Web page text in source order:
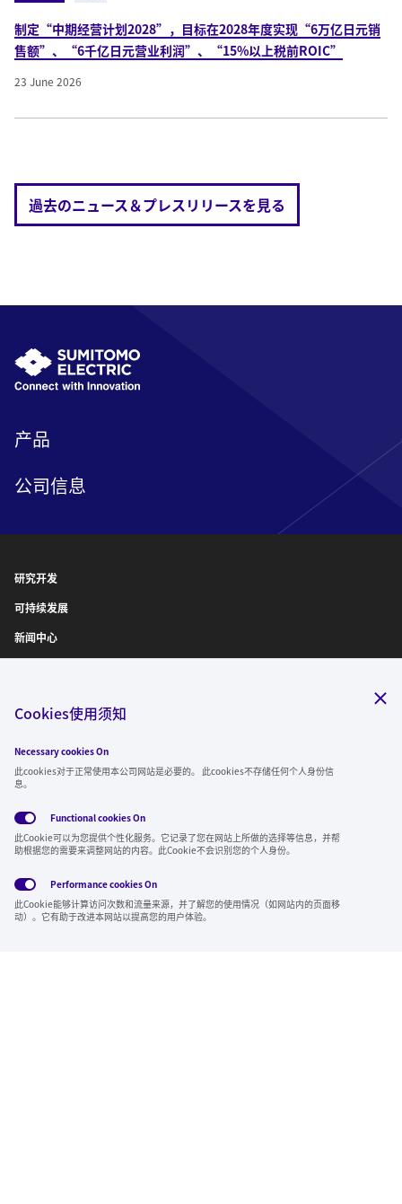
制定“中期经营计划2028”，目标在2028年度实现“6万亿日元销
售额”、“6千亿日元营业利润”、“15%以上税前ROIC”
23 June 2026
過去のニュース＆プレスリリースを見る
产品
公司信息
研究开发
可持续发展
新闻中心
关注我们
全球隐私政
策
使用条
款
社交媒体方
针
Region & Language:
© 2026 Sumitomo Electric Industries, Ltd.
Cookies使用须知
Necessary cookies On
此cookies对于正常使用本公司网站是必要的。 此cookies不存储任何个人身份信
息。
Functional cookiesOn
此Cookie可以为您提供个性化服务。它记录了您在网站上所做的选择等信息，并帮
助根据您的需要来调整网站的内容。此Cookie不会识别您的个人身份。
Performance cookiesOn
此Cookie能够计算访问次数和流量来源，并了解您的使用情况（如网站内的页面移
动）。它有助于改进本网站以提高您的用户体验。